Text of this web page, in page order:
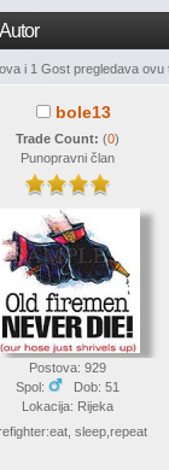
Autor
i 1 Gost pregledava ovu
bole13
Trade Count: (0)
Punopravni član
Postova: 929
Spol:
Dob: 51
Lokacija: Rijeka
sleep,repeat